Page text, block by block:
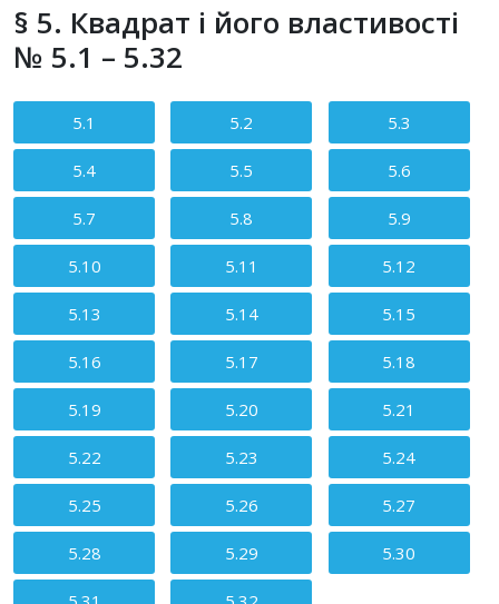
§ 5. Квадрат і його властивості
№ 5.1 – 5.32
Зміст статті
5.1 5.2 5.3
5.4 5.5 5.6
5.7 5.8 5.9
5.10 5.11 5.12
5.13 5.14 5.15
5.16 5.17 5.18
5.19 5.20 5.21
5.22 5.23 5.24
5.25 5.26 5.27
5.28 5.29 5.30